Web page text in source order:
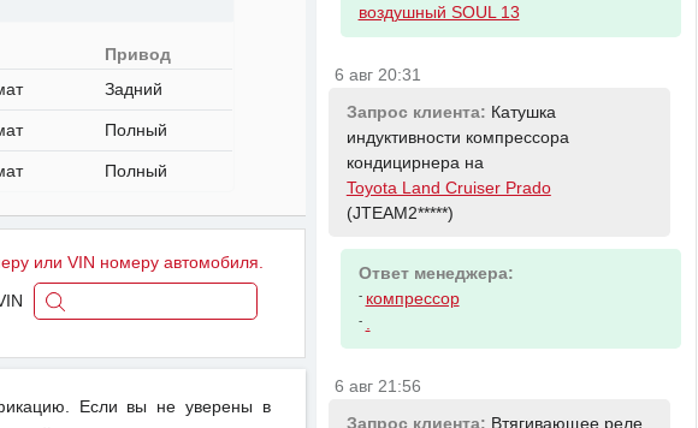
Привод
Задний
Полный
Полный
или VIN номеру автомобиля.
Если вы не уверены в
воздушный SOUL 13
6 авг 20:31
Запрос клиента: Катушка
индуктивности компрессора
кондицирнера на
Toyota Land Cruiser Prado
(JTEAM2*****)
Ответ менеджера:
- компрессор
-
6 авг 21:56
Запрос клиента: Втягивающее реле